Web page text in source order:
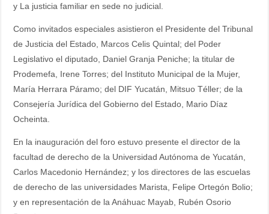
y La justicia familiar en sede no judicial.
Como invitados especiales asistieron el Presidente del Tribunal
de Justicia del Estado, Marcos Celis Quintal; del Poder
Legislativo el diputado, Daniel Granja Peniche; la titular de
Prodemefa, Irene Torres; del Instituto Municipal de la Mujer,
María Herrara Páramo; del DIF Yucatán, Mitsuo Téller; de la
Consejería Jurídica del Gobierno del Estado, Mario Díaz
Ocheinta.
En la inauguración del foro estuvo presente el director de la
facultad de derecho de la Universidad Autónoma de Yucatán,
Carlos Macedonio Hernández; y los directores de las escuelas
de derecho de las universidades Marista, Felipe Ortegón Bolio;
y en representación de la Anáhuac Mayab, Rubén Osorio